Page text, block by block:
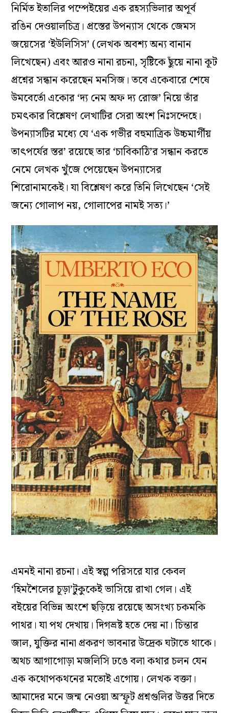
নির্মিত ইতালির পম্পেইয়ের এক রহস্যভিলার অপূর্ব
রঙিন দেওয়ালচিত্র। প্রস্তের উপন্যাস থেকে জেমস
জয়েসের ‘ইউলিসিস’ (লেখক অবশ্য অন্য বানান
লিখেছেন) এবং আরও নানা রচনা, সৃষ্টিকে ছুঁয়ে নানা কূট
প্রশ্নের সন্ধান করেছেন মনসিজ। তবে একেবারে শেষে
উমবের্তো একোর ‘দ্য নেম অফ দ্য রোজ’ নিয়ে তাঁর
চমৎকার বিশ্লেষণ লেখাটির সেরা অংশ নিঃসন্দেহে।
উপন্যাসটির মধ্যে যে ‘এক গভীর বহুমাত্রিক উচ্চমার্গীয়
তাৎপর্যের স্তর’ রয়েছে তার ‘চাবিকাঠি’র সন্ধান করতে
নেমে লেখক খুঁজে পেয়েছেন উপন্যাসের
শিরোনামকেই। যা বিশ্লেষণ করে তিনি লিখেছেন ‘সেই
জন্যে গোলাপ নয়, গোলাপের নামই সত্য।’
এমনই নানা রচনা। এই স্বল্প পরিসরে যার কেবল
‘হিমশৈলের চূড়া’টুকুকেই ভাসিয়ে রাখা গেল। এই
বইয়ের বিভিন্ন অংশে ছড়িয়ে রয়েছে অসংখ্য চকমকি
পাথর। যা পথ দেখায়। দিগভ্রষ্ট হতে দেয় না। চিন্তার
জাল, যুক্তির নানা প্রকরণ ভাবনার উদ্রেক ঘটাতে থাকে।
অথচ আগাগোড়া মজলিসি ঢঙে বলা কথার চলন যেন
এক কথোপকথনের মতোই এগোয়। লেখক বক্তা।
আমাদের মনে জন্ম নেওয়া অস্ফূট প্রশ্নগুলির উত্তর দিতে